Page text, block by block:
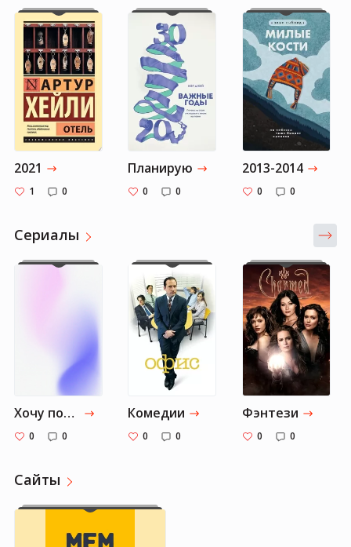
2021
1 0
Планирую
0 0
2013-2014
0 0
Cериалы
Хочу посмотреть
0 0
Комедии
0 0
Фэнтези
0 0
Сайты